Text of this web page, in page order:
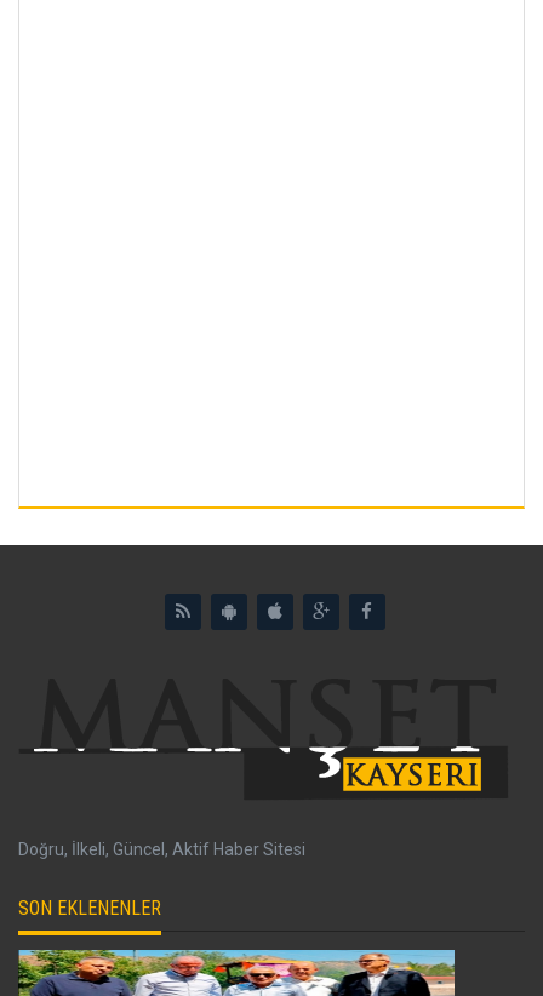
Doğru, İlkeli, Güncel, Aktif Haber Sitesi
SON EKLENENLER